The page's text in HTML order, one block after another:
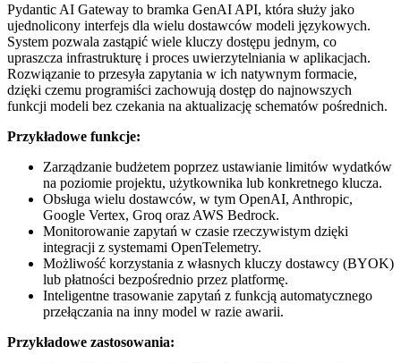
Pydantic AI Gateway to bramka GenAI API, która służy jako
ujednolicony interfejs dla wielu dostawców modeli językowych.
System pozwala zastąpić wiele kluczy dostępu jednym, co
upraszcza infrastrukturę i proces uwierzytelniania w aplikacjach.
Rozwiązanie to przesyła zapytania w ich natywnym formacie,
dzięki czemu programiści zachowują dostęp do najnowszych
funkcji modeli bez czekania na aktualizację schematów pośrednich.
Przykładowe funkcje:
Zarządzanie budżetem poprzez ustawianie limitów wydatków
na poziomie projektu, użytkownika lub konkretnego klucza.
Obsługa wielu dostawców, w tym OpenAI, Anthropic,
Google Vertex, Groq oraz AWS Bedrock.
Monitorowanie zapytań w czasie rzeczywistym dzięki
integracji z systemami OpenTelemetry.
Możliwość korzystania z własnych kluczy dostawcy (BYOK)
lub płatności bezpośrednio przez platformę.
Inteligentne trasowanie zapytań z funkcją automatycznego
przełączania na inny model w razie awarii.
Przykładowe zastosowania: